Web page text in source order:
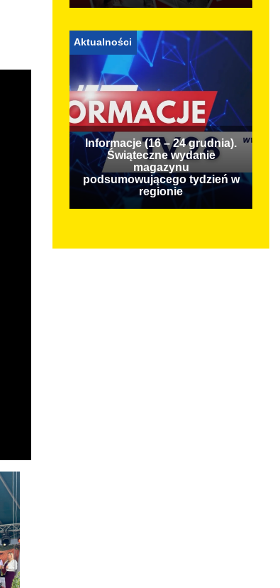
Aktualności
Informacje (16 – 24 grudnia).
Świąteczne wydanie
magazynu
podsumowującego tydzień w
regionie